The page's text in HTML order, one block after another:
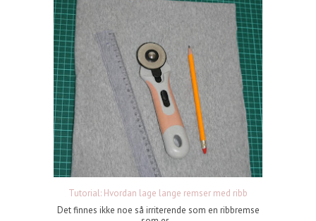
Tutorial: Hvordan lage lange remser med ribb
Det finnes ikke noe så irriterende som en ribbremse